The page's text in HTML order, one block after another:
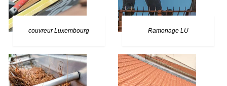
couvreur Luxembourg Ramonage LU